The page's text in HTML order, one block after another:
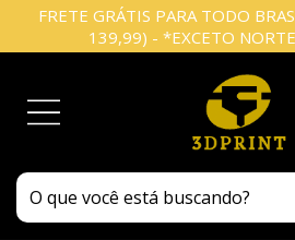
FRETE GRÁTIS PARA TODO
139,99) - *EXCETO